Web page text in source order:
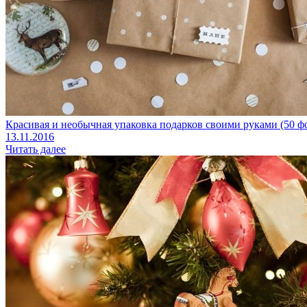
Красивая и необычная упаковка подарков своими руками (50
13.11.2016
Читать далее